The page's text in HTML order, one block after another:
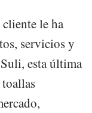
le ha
servicios y
esta última